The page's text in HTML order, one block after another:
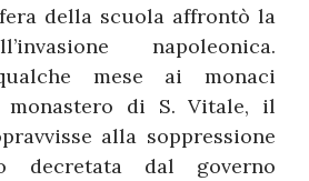
della scuola affrontò la
napoleonica.
mese ai monaci
monastero di S. Vitale, il
alla soppressione
decretata dal governo